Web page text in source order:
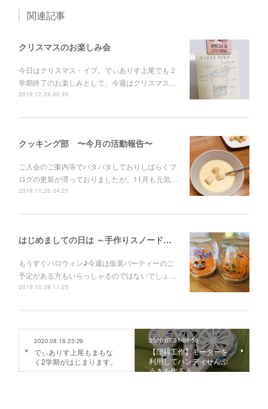
関連記事
クリスマスのお楽しみ会
今日はクリスマス・イブ。でぃありす上尾でも２
学期終了のお楽しみとして、今週はクリスマス…
2019.12.24 00:49
クッキング部 〜今月の活動報告〜
ご入会のご案内等でバタバタしておりしばらくブ
ログの更新が滞っておりましたが、11月も元気…
2019.11.26 04:21
はじめましての日は ～手作りスノードーム～
もうすぐハロウィン♪今週は仮装パーティーのご
予定がある方もいらっしゃるのではないでしょ…
2019.10.28 11:25
2020.08.16 23:29
でぃありす上尾もまもな
く2学期がはじまります。
2020.07.31 01:56
【理科工作】モーターを
利用してハンディせんぷ
うきを作ろう